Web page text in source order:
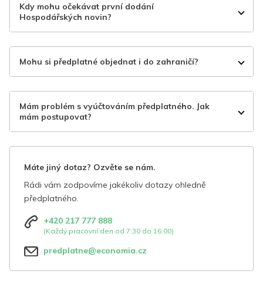
Kdy mohu očekávat první dodání
Hospodářských novin?
Mohu si předplatné objednat i do zahraničí?
Mám problém s vyúčtováním předplatného. Jak
mám postupovat?
Máte jiný dotaz? Ozvěte se nám.
Rádi vám zodpovíme jakékoliv dotazy ohledně
předplatného.
+420 217 777 888
(Každý pracovní den od 7:30 do 16:00)
predplatne@economia.cz